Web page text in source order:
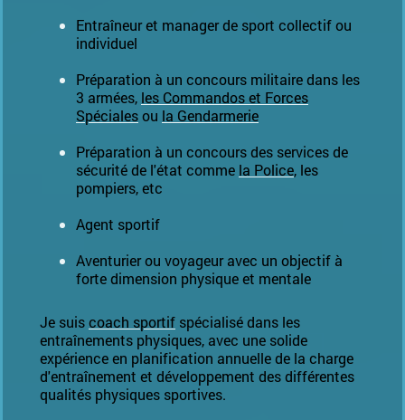
Entraîneur et manager de sport collectif ou
individuel
Préparation à un concours militaire dans les
3 armées, les Commandos et Forces
Spécialesou la Gendarmerie
Préparation à un concours des services de
sécurité de l'état comme la Police, les
pompiers, etc
Agent sportif
Aventurier ou voyageur avec un objectif à
forte dimension physique et mentale
Je suiscoach sportif spécialisédans les
entraînements physiques, avec une solide
expérienceen planification annuelle de la charge
d'entraînement et développement des différentes
qualités physiques sportives.